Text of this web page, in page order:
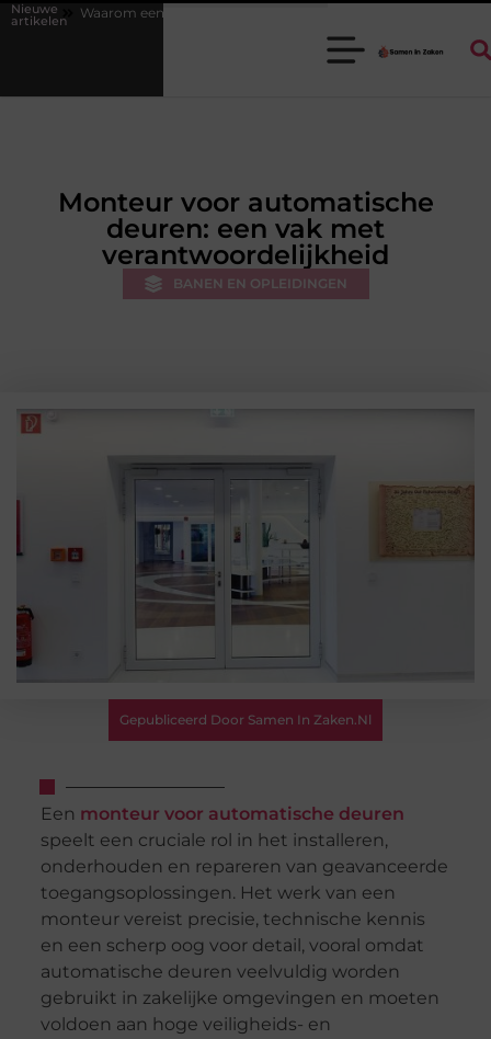
Nieuwe
artikelen
goede stukadoorgroothandel het werk van de stukadoor makkelijker
Monteur voor automatische
deuren: een vak met
verantwoordelijkheid
BANEN EN OPLEIDINGEN
Gepubliceerd Door Samen In Zaken.nl
Een monteur voor automatische deuren
speelt een cruciale rol in het installeren,
onderhouden en repareren van geavanceerde
toegangsoplossingen. Het werk van een
monteur vereist precisie, technische kennis
en een scherp oog voor detail, vooral omdat
automatische deuren veelvuldig worden
gebruikt in zakelijke omgevingen en moeten
voldoen aan hoge veiligheids- en